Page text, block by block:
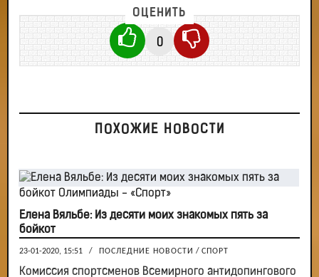
ОЦЕНИТЬ
0
ПОХОЖИЕ НОВОСТИ
Елена Вяльбе: Из десяти моих знакомых пять за
бойкот
23-01-2020, 15:51 / ПОСЛЕДНИЕ НОВОСТИ / СПОРТ
Комиссия спортсменов Всемирного антидопингового